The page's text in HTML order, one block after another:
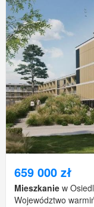
659 000 zł
Mieszkanie w
Województwo